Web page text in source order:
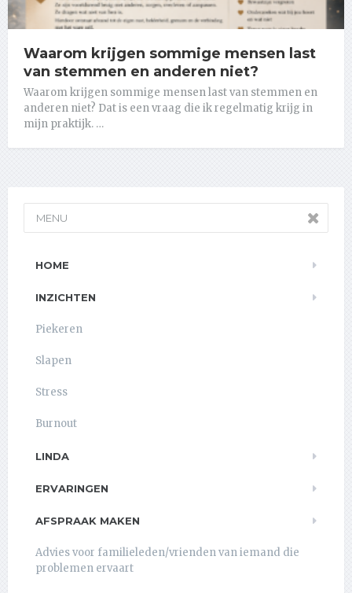
Waarom krijgen sommige mensen last
van stemmen en anderen niet?
Waarom krijgen sommige mensen last van stemmen en
anderen niet? Dat is een vraag die ik regelmatig krijg in
mijn praktijk. …
MENU
HOME
INZICHTEN
Piekeren
Slapen
Stress
Burnout
LINDA
ERVARINGEN
AFSPRAAK MAKEN
Advies voor familieleden/vrienden van iemand die
problemen ervaart